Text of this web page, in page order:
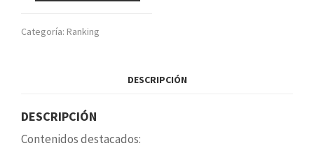
(edición
2021/22)
Categoría: Ranking
DESCRIPCIÓN
DESCRIPCIÓN
Contenidos destacados: